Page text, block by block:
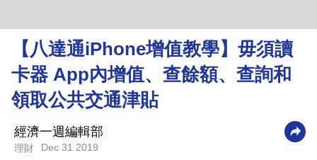
理
財
商
業
科
技
【八達通iPhone增值教學】毋須讀
卡器 App內增值、查餘額、查詢和
領取公共交通津貼
經濟一週編輯部
理財 Dec 31 2019